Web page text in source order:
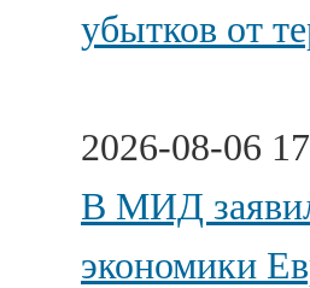
убытков от
2026-08-06
В МИД
экономики